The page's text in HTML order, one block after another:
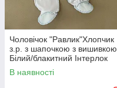
Чоловічок "Равлик"Хлопчик
з.р. з шапочкою з вишивкою
Білий/блакитний Інтерлок
арт.27077648 Зріст 56-38(р)
В наявності